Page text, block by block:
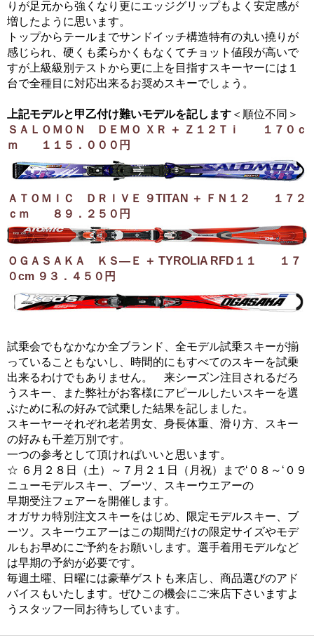
りが足元から強くなり更にエッジグリップもよく安定感が
増したように思います。
トップからテールまでサンドイッチ構造特有の丸い撓りが
感じられ、硬くも柔らかくもなくてチョット値段が高いで
すが上級級別テストから更に上を目指すスキーヤーには１
台で全種目に対応出来るお奨めスキーでしょう。
上記モデルと甲乙付け難いモデルを記します ＜順位不同＞
ＳＡＬＯＭＯＮ ＤＥＭＯ ＸＲ ＋ Ｚ１２Ｔｉ １７０ｃ
ｍ １１５．０００円
ＡＴＯＭＩＣ ＤＲＩＶＥ ９TITAN ＋ ＦＮ１２ １７２
ｃｍ ８９．２５０円
ＯＧＡＳＡＫＡ ＫＳ―Ｅ ＋ TYROLIA RFD１１ １７
０cm ９３．４５０円
試乗会でもなかなか全ブランド、全モデル試乗スキーが揃
っていることもないし、時間的にもすべてのスキーを試乗
出来るわけでもありません。 来シーズン注目されるだろ
うスキー、また弊社がお客様にアピールしたいスキーを選
ぶために私の好みで試乗した結果を記しました。
スキーヤーそれぞれ老若男女、身長体重、滑り方、スキー
の好みも千差万別です。
一つの参考として頂ければいいと思います。
☆ ６月２８日（土）～７月２１日（月祝）まで‘０８～‘０９
ニューモデルスキー、ブーツ、スキーウエアーの
早期受注フェアーを開催します。
オガサカ特別注文スキーをはじめ、限定モデルスキー、ブ
ーツ。スキーウエアーはこの期間だけの限定サイズやモデ
ルもお早めにご予約をお願いします。選手着用モデルなど
は早期の予約が必要です。
毎週土曜、日曜には豪華ゲストも来店し、商品選びのアド
バイスもいたします。ぜひこの機会にご来店下さいますよ
うスタッフ一同お待ちしています。